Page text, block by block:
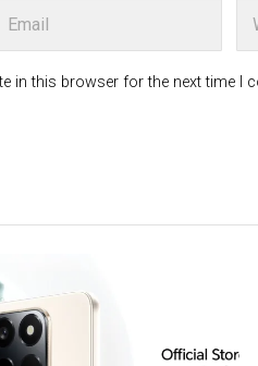
in this browser for the next time I